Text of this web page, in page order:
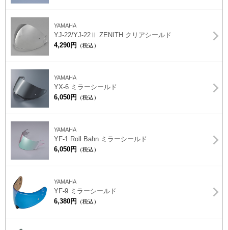
YAMAHA
YJ-22/YJ-22Ⅱ ZENITH クリアシールド
4,290円
（税込）
YAMAHA
YX-6 ミラーシールド
6,050円
（税込）
YAMAHA
YF-1 Roll Bahn ミラーシールド
6,050円
（税込）
YAMAHA
YF-9 ミラーシールド
6,380円
（税込）